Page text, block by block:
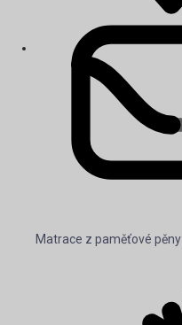
Matrace z paměťové pěny